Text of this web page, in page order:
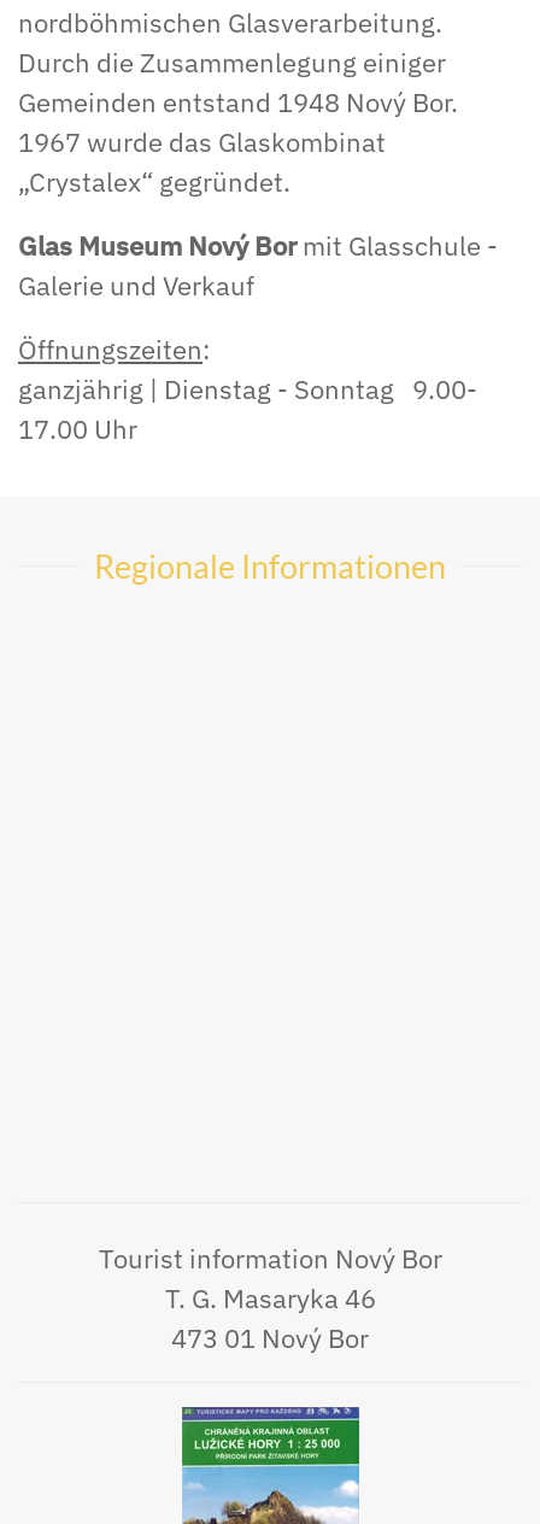
nordböhmischen Glasverarbeitung.
Durch die Zusammenlegung einiger
Gemeinden entstand 1948 Nový Bor.
1967 wurde das Glaskombinat
„Crystalex“ gegründet.
Glas Museum Nový Bormit Glasschule -
Galerie und Verkauf
Öffnungszeiten:
ganzjährig | Dienstag - Sonntag 9.00-
17.00 Uhr
Regionale Informationen
Tourist information Nový Bor
T. G. Masaryka 46
473 01 Nový Bor